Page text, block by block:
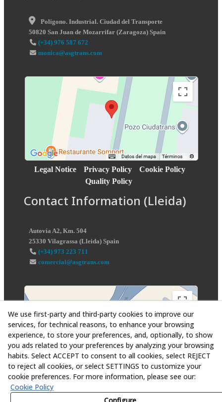
Poligono. Industrial. Ciudad del Transporte
50820 San Juan de Mozarrifar (Zaragoza) Spain
(+34) 976 587 672
monica@asgtrans.com
Legal Notice Privacy Policy
Cookie Policy
Quality Policy
Contact Information (Lleida)
Autovía A2, Km. 504
25330 Vilagrassa (Lleida) Spain
(+34) 973 223 711
comercial@asgtrans.com
We use first-party and third-party cookies to improve our
services, for technical reasons, to enhance your browsing
experience, to store your preferences, and, optionally, to show
you ads related to your preferences by analyzing your browsing
habits. Select ACCEPT to consent to all cookies, select REJECT
to reject all cookies, or select SETTINGS to customize your
cookie preferences. For more information, please see our:
Cookie Policy